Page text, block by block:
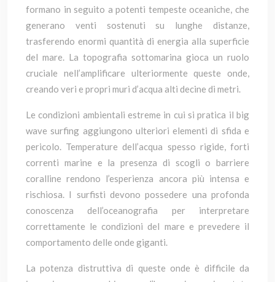
formano in seguito a potenti tempeste oceaniche, che
generano venti sostenuti su lunghe distanze,
trasferendo enormi quantità di energia alla superficie
del mare. La topografia sottomarina gioca un ruolo
cruciale nell’amplificare ulteriormente queste onde,
creando veri e propri muri d’acqua alti decine di metri.
Le condizioni ambientali estreme in cui si pratica il big
wave surfing aggiungono ulteriori elementi di sfida e
pericolo. Temperature dell’acqua spesso rigide, forti
correnti marine e la presenza di scogli o barriere
coralline rendono l’esperienza ancora più intensa e
rischiosa. I surfisti devono possedere una profonda
conoscenza dell’oceanografia per interpretare
correttamente le condizioni del mare e prevedere il
comportamento delle onde giganti.
La potenza distruttiva di queste onde è difficile da